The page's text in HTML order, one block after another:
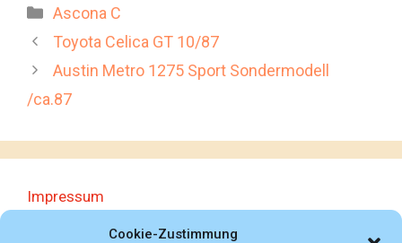
Cookie-Zustimmung
Kategorien
Ascona C
Toyota Celica GT 10/87
Austin Metro 1275 Sport Sondermodell
/ca.87
Impressum
Datenschutzerklärung